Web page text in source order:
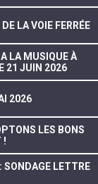
LA VOIE FERRÉE
LA MUSIQUE À
21 JUIN 2026
2026
LES BONS
!
SONDAGE LETTRE